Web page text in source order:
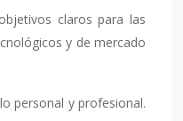
claros para las
y de mercado
personal y profesional.